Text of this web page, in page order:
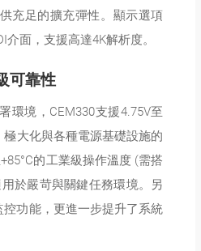
充足的擴充彈性。顯示選項
介面，支援高達4K解析度。
可靠性
環境，CEM330支援4.75V至
極大化與各種電源基礎設施的
的工業級操作溫度 (需搭
於嚴苛與關鍵任務環境。另
控功能，更進一步提升了系統